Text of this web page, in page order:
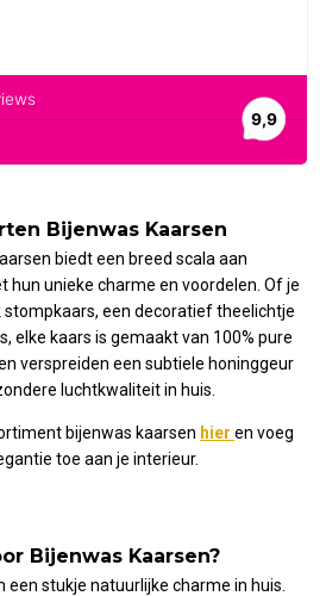
Bijenwas Kaarsen
biedt een breed scala aan
hun unieke charme en voordelen. Of je
stompkaars, een decoratief theelichtje
elke kaars is gemaakt van 100% pure
verspreiden een subtiele honinggeur
luchtkwaliteit in huis.
bijenwas kaarsen hier en voeg
toe aan je interieur.
Bijenwas Kaarsen?
een stukje natuurlijke charme in huis.